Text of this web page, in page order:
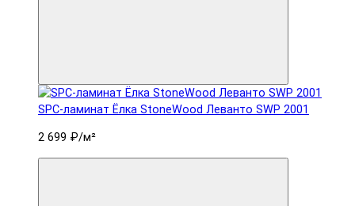
SPC-ламинат Ëлка StoneWood Леванто SWP 2001
2 699 ₽/м²